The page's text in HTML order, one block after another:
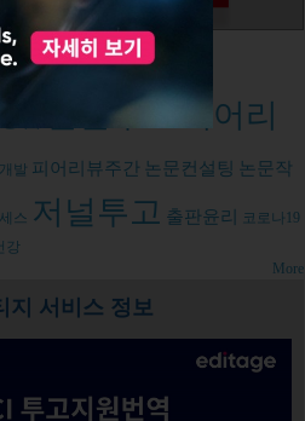
tags
논문투고 피어리
발 피어리뷰주간 논문컨설팅 논문작
스 저널투고 출판윤리
코로나19
강
More
지 서비스 정보